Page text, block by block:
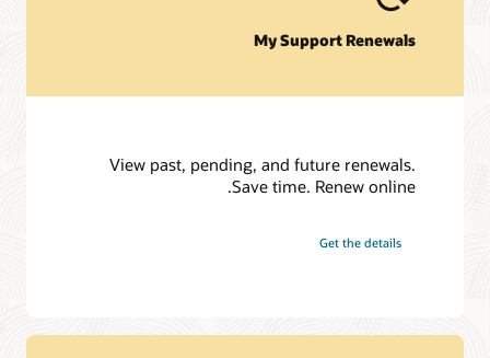
My Support Renewals
View past, pending, and future renewals.
Save time. Renew online.
Get the details